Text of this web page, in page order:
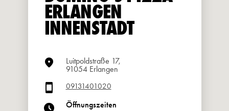
ERLANGEN
INNENSTADT
Luitpoldstraße 17,
91054 Erlangen
09131401020
Öffnungszeiten